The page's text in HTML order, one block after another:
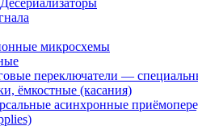
микросхемы
переключатели —
ёмкостные (касания)
асинхронные